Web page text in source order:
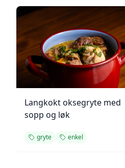
Langkokt oksegryte med
sopp og løk
gryte enkel